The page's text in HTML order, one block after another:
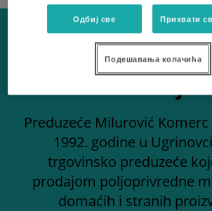
Preduzeće Milurović
1992. godine u
trgovinsko preduzeće
prodajom poljoprivredne
domaćih i stranih
Одбиј све Прихвати
Подешавања колачића